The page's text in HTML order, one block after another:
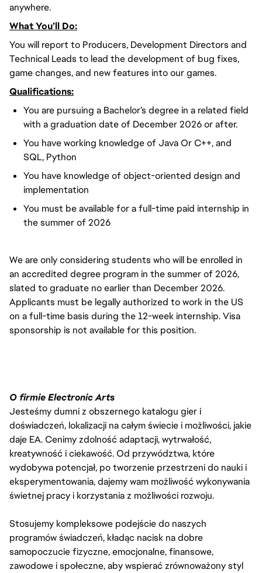
anywhere.
What You’ll Do:
You will report to Producers, Development Directors and
Technical Leads to lead the development of bug fixes,
game changes, and new features into our games.
Qualifications:
You are pursuing a Bachelor’s degree in a related field
with a graduation date of December 2026 or after.
You have working knowledge of Java Or C++, and
SQL, Python
You have knowledge of object-oriented design and
implementation
You must be available for a full-time paid internship in
the summer of 2026
We are only considering students who will be enrolled in
an accredited degree program in the summer of 2026,
slated to graduate no earlier than December 2026.
Applicants must be legally authorized to work in the US
on a full-time basis during the 12-week internship. Visa
sponsorship is not available for this position.
O firmie Electronic Arts
Jesteśmy dumni z obszernego katalogu gier i
doświadczeń, lokalizacji na całym świecie i możliwości, jakie
daje EA. Cenimy zdolność adaptacji, wytrwałość,
kreatywność i ciekawość. Od przywództwa, które
wydobywa potencjał, po tworzenie przestrzeni do nauki i
eksperymentowania, dajemy wam możliwość wykonywania
świetnej pracy i korzystania z możliwości rozwoju.
Stosujemy kompleksowe podejście do naszych
programów świadczeń, kładąc nacisk na dobre
samopoczucie fizyczne, emocjonalne, finansowe,
zawodowe i społeczne, aby wspierać zrównoważony styl